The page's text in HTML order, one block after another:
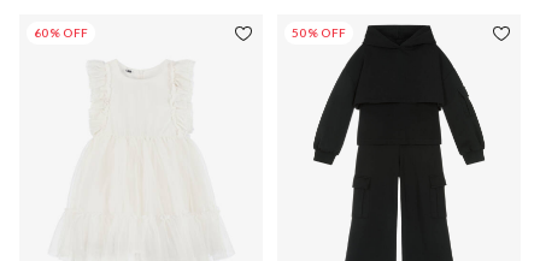
60% OFF 50% OFF